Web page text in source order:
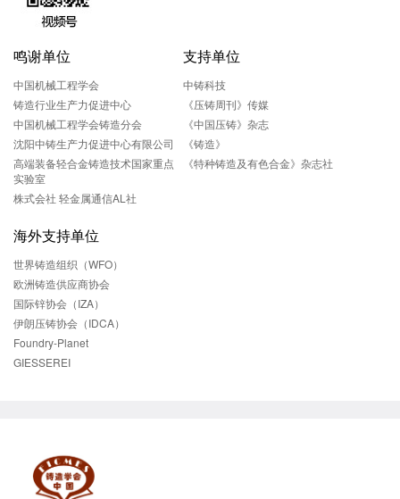
鸣谢单位
中国机械工程学会
铸造行业生产力促进中心
中国机械工程学会铸造分会
沈阳中铸生产力促进中心有限公司
高端装备轻合金铸造技术国家重点
实验室
株式会社 轻金属通信AL社
支持单位
中铸科技
《压铸周刊》传媒
《中国压铸》杂志
《铸造》
《特种铸造及有色合金》杂志社
海外支持单位
世界铸造组织（WFO）
欧洲铸造供应商协会
国际锌协会（IZA）
伊朗压铸协会（IDCA）
Foundry-Planet
GIESSEREI